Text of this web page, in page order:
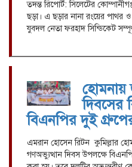
তদন্ত রিপোর্ট: সিলেটের
ছড়া। এ ছড়ার নানা রংয়ের পাথর
যুবদল নেতা ফরহাদ সিন্ডিকেট
হোমনায়
দিবসের
বিএনপির দুই
এমরান হোসেন রিটন কুমিল্লার
গণঅভ্যুত্থান দিবস উপলক্ষে